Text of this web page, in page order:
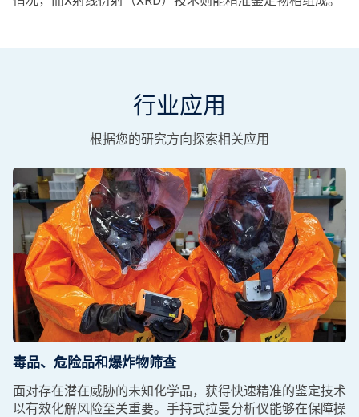
行业应用
根据您的研究方向探索相关应用
毒品、危险品和爆炸物筛查
面对存在潜在威胁的未知化学品，获得快速精准的鉴定技术
以有效化解风险至关重要。手持式拉曼分析仪能够在保障操